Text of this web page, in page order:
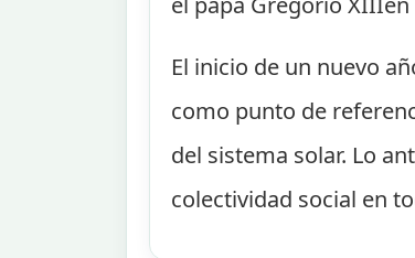
El inicio de un nuevo
como punto de
del sistema solar. Lo
colectividad social en